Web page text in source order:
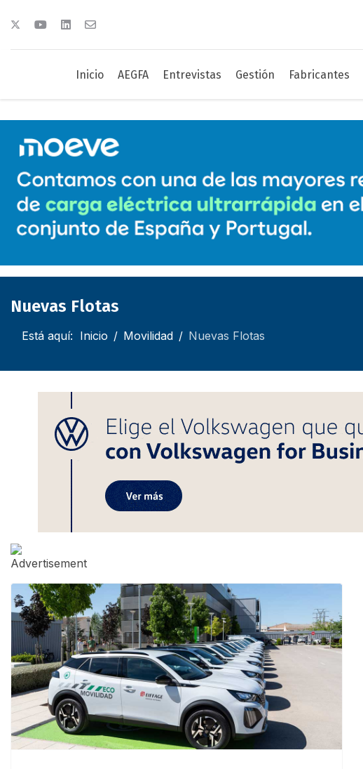
Inicio AEGFA Entrevistas Gestión Fabricantes
Nuevas Flotas
Está aquí: Inicio Movilidad Nuevas Flotas